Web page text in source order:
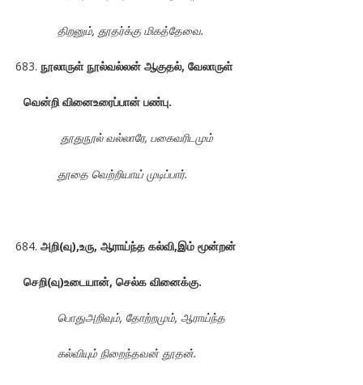
திறனும், தூதர்க்கு மிகத்தேவை.
நூலாருள் நூல்வல்லன் ஆகுதல், வேலாருள்
வென்றி வினைஉரைப்பான் பண்பு.
தூதுநூல் வல்லாரே, பகைவரிடமும்
தூதை வெற்றியாய் முடிப்பார்.
அறி(வு),உரு, ஆராய்ந்த கல்வி,இம் மூன்றன்
செறி(வு)உடையான், செல்க வினைக்கு.
பொதுஅறிவும், தோற்றமும், ஆராய்ந்த
கல்வியும் நிறைந்தவன் தூதன்.